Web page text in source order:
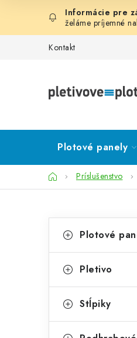
obsah
želáme príjemné
Kontakt
Plotové panely
DomovPríslušenstvo
o
n
ý
kategórie
a
e
ó
Plotové
Pletivo
Stĺpiky